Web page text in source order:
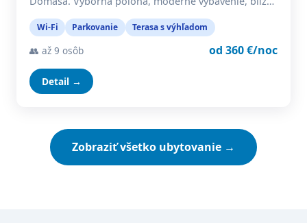
Wi-Fi Parkovanie Terasa s výhľadom
👥 až 9 osôb od 360 €/noc
Detail →
Zobraziť všetko ubytovanie →